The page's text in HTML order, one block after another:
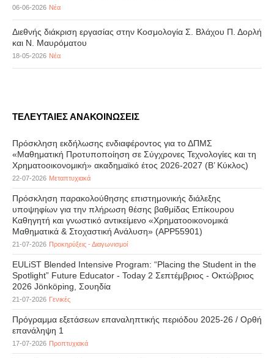
06-06-2026 Νέα
Διεθνής διάκριση εργασίας στην Κοσμολογία Σ. Βλάχου Π. Δορλή
και Ν. Μαυρόματου
18-05-2026 Νέα
ΤΕΛΕΥΤΑΙΕΣ ΑΝΑΚΟΙΝΩΣΕΙΣ
Πρόσκληση εκδήλωσης ενδιαφέροντος για το ΔΠΜΣ
«Μαθηματική Προτυποποίηση σε Σύγχρονες Τεχνολογίες και τη
Χρηματοοικονομική» ακαδημαϊκό έτος 2026-2027 (B’ Kύκλος)
22-07-2026 Μεταπτυχιακά
Πρόσκληση παρακολούθησης επιστημονικής διάλεξης
υποψηφίων για την πλήρωση θέσης βαθμίδας Επίκουρου
Καθηγητή και γνωστικό αντικείμενο «Χρηματοοικονομικά
Μαθηματικά & Στοχαστική Ανάλυση» (APP55901)
21-07-2026 Προκηρύξεις - Διαγωνισμοί
EULiST Blended Intensive Program: “Placing the Student in the
Spotlight” Future Educator - Today 2 Σεπτέμβριος - Οκτώβριος
2026 Jönköping, Σουηδία
21-07-2026 Γενικές
Πρόγραμμα εξετάσεων επαναληπτικής περιόδου 2025-26 / Ορθή
επανάληψη 1
17-07-2026 Προπτυχιακά